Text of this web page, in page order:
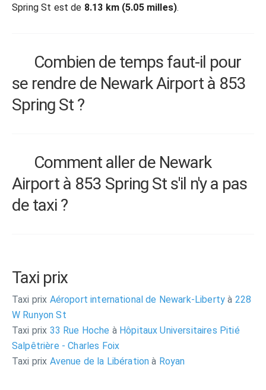
Spring St est de 8.13 km (5.05 milles).
Combien de temps faut-il pour
se rendre de Newark Airport à 853
Spring St ?
Comment aller de Newark
Airport à 853 Spring St s'il n'y a pas
de taxi ?
Taxi prix
Taxi prix Aéroport international de Newark-Libertyà 228
W Runyon St
Taxi prix 33 Rue Hoche àHôpitaux Universitaires Pitié
Salpêtrière - Charles Foix
Taxi prix Avenue de la Libérationà Royan